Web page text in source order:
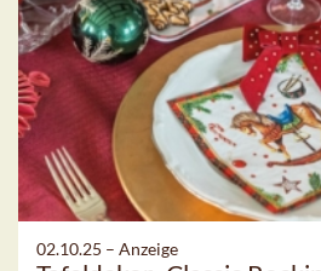
02.10.25 – Anzeige